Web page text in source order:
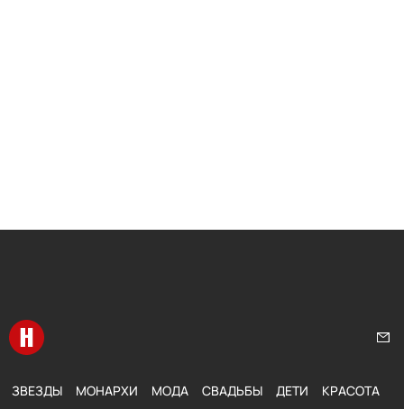
Перейти на главную
ЗВЕЗДЫ МОНАРХИ МОДА СВАДЬБЫ ДЕТИ КРАСОТА